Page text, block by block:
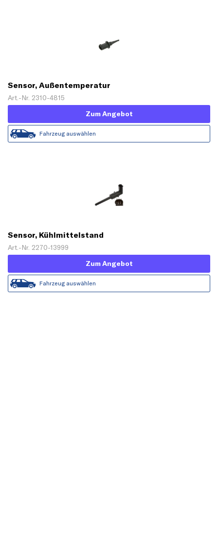
Sensor, Außentemperatur
Art.-Nr. 2310-4815
Zum Angebot
Fahrzeug auswählen
Sensor, Kühlmittelstand
Art.-Nr. 2270-13999
Zum Angebot
Fahrzeug auswählen